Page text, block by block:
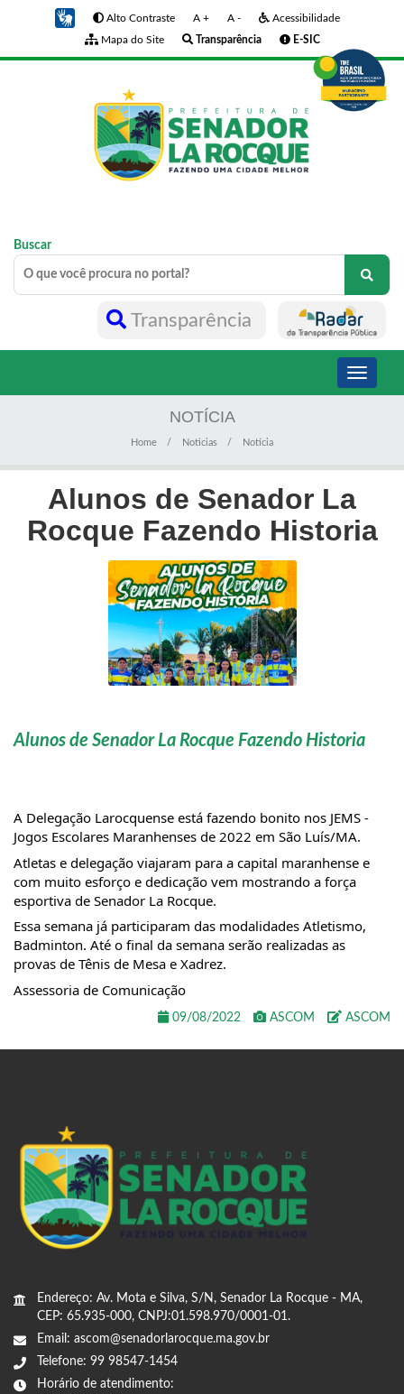
Alto Contraste A + A -
Acessibilidade
Mapa do Site
Transparência E-SIC
Buscar
Transparência
Toggle
NOTÍCIA
Home Noticias Notícia
Alunos de Senador La
Rocque Fazendo Historia
Alunos de Senador La Rocque Fazendo Historia
A Delegação Larocquense está fazendo bonito nos JEMS -
Jogos Escolares Maranhenses de 2022 em São Luís/MA.
Atletas e delegação viajaram para a capital maranhense e
com muito esforço e dedicação vem mostrando a força
esportiva de Senador La Rocque.
Essa semana já participaram das modalidades Atletismo,
Badminton. Até o final da semana serão realizadas as
provas de Tênis de Mesa e Xadrez.
Assessoria de Comunicação
09/08/2022 ASCOM ASCOM
Endereço: Av. Mota e Silva, S/N, Senador La Rocque - MA,
CEP: 65.935-000, CNPJ:01.598.970/0001-01.
Email: ascom@senadorlarocque.ma.gov.br
Telefone: 99 98547-1454
Horário de atendimento: